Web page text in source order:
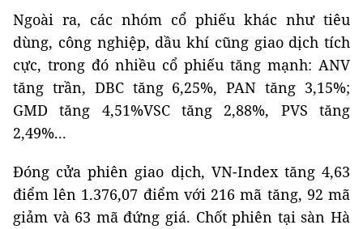
Ngoài ra, các nhóm cổ phiếu khác như tiêu
dùng, công nghiệp, dầu khí cũng giao dịch tích
cực, trong đó nhiều cổ phiếu tăng mạnh: ANV
tăng trần, DBC tăng 6,25%, PAN tăng 3,15%;
GMD tăng 4,51%VSC tăng 2,88%, PVS tăng
2,49%...
Đóng cửa phiên giao dịch, VN-Index tăng 4,63
điểm lên 1.376,07 điểm với 216 mã tăng, 92 mã
giảm và 63 mã đứng giá. Chốt phiên tại sàn Hà